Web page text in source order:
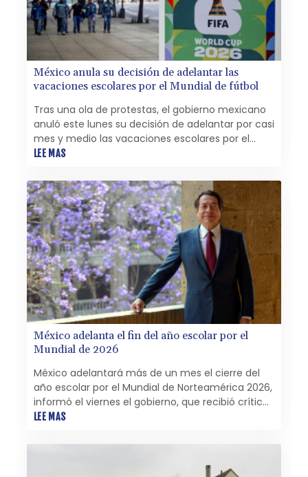
México anula su decisión de adelantar las
vacaciones escolares por el Mundial de fútbol
Tras una ola de protestas, el gobierno mexicano
anuló este lunes su decisión de adelantar por casi
mes y medio las vacaciones escolares por el
Mundial de fútbol y las altas temperaturas en
Educación.
LEE MAS
México adelanta el fin del año escolar por el
Mundial de 2026
México adelantará más de un mes el cierre del
año escolar por el Mundial de Norteamérica 2026,
informó el viernes el gobierno, que recibió críticas
de oenegés, empresarios y padres de familia,
la medida.
LEE MAS